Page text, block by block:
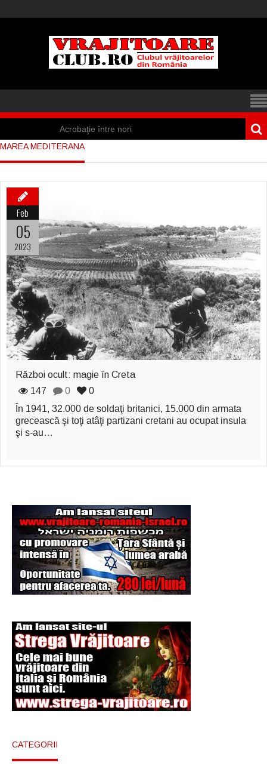
Acrobaţie între nori
Iisus a apărut într-
Suedia
Vrăjitoare
zburătoare în Mexic
Magia în Thailanda
Madona lacrimilor
din Siracusa
Uimitoarea viaţă a
Teresei Neumann
regele Arthur
Şi-a vândut soţia
pentru un ritual de
magie neagră
MAREA MEDITERANA
Feb
05
2023
Război ocult: magie în Creta
147
0
0
În 1941, 32.000 de soldaţi britanici, 15.000 din armata
grecească şi toţi atâţi partizani cretani au ocupat insula
şi s-au…
CATEGORII